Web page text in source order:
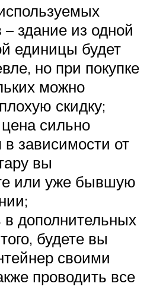
– здание из одной
единицы будет
но при покупке
можно
скидку;
сильно
в зависимости от
вы
или уже бывшую
в дополнительных
будете вы
своими
проводить все